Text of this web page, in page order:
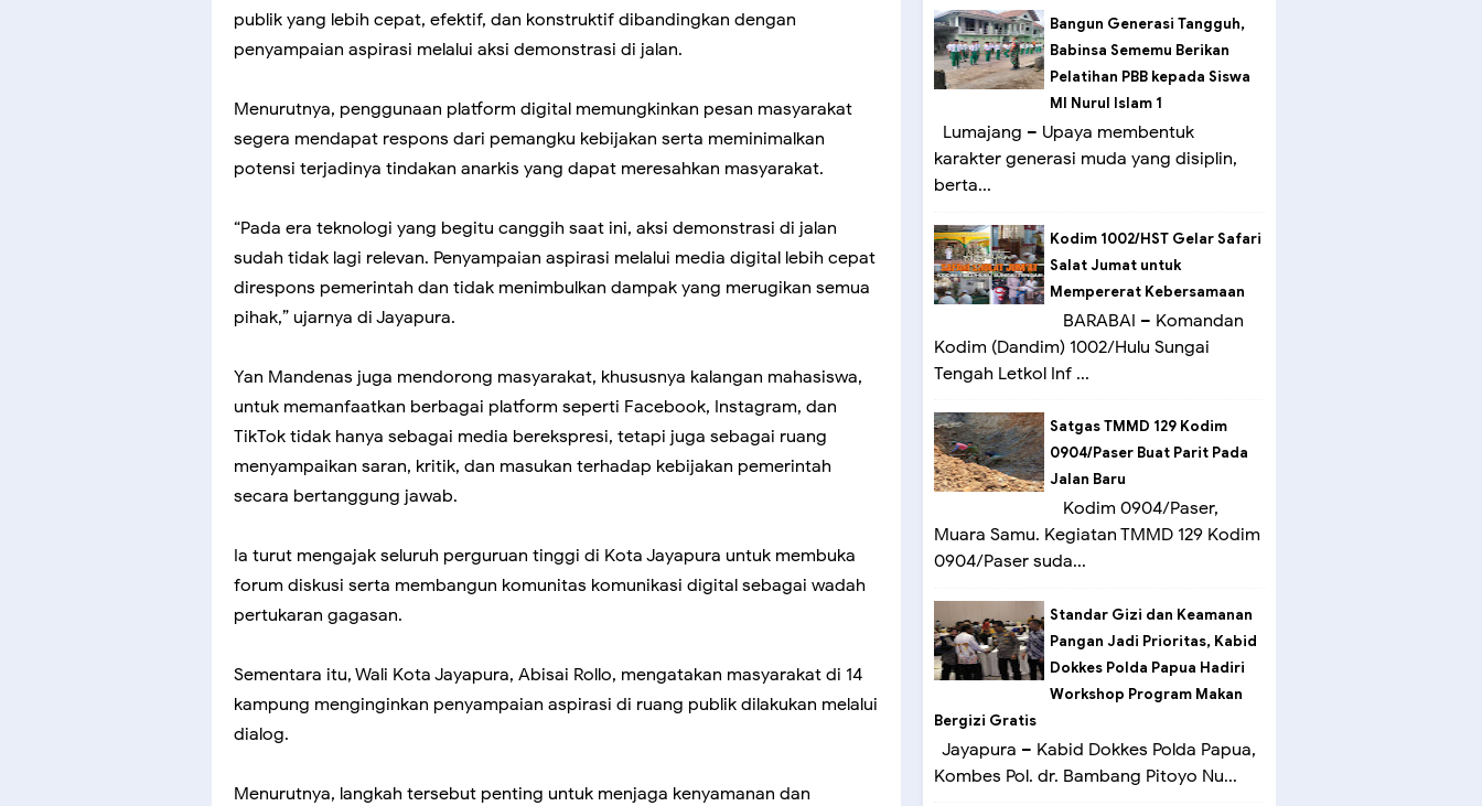
publik yang lebih cepat, efektif, dan konstruktif dibandingkan dengan
penyampaian aspirasi melalui aksi demonstrasi di jalan.
Menurutnya, penggunaan platform digital memungkinkan pesan masyarakat
segera mendapat respons dari pemangku kebijakan serta meminimalkan
potensi terjadinya tindakan anarkis yang dapat meresahkan masyarakat.
“Pada era teknologi yang begitu canggih saat ini, aksi demonstrasi di jalan
sudah tidak lagi relevan. Penyampaian aspirasi melalui media digital lebih cepat
direspons pemerintah dan tidak menimbulkan dampak yang merugikan semua
pihak,” ujarnya di Jayapura.
Yan Mandenas juga mendorong masyarakat, khususnya kalangan mahasiswa,
untuk memanfaatkan berbagai platform seperti Facebook, Instagram, dan
TikTok tidak hanya sebagai media berekspresi, tetapi juga sebagai ruang
menyampaikan saran, kritik, dan masukan terhadap kebijakan pemerintah
secara bertanggung jawab.
Ia turut mengajak seluruh perguruan tinggi di Kota Jayapura untuk membuka
forum diskusi serta membangun komunitas komunikasi digital sebagai wadah
pertukaran gagasan.
Sementara itu, Wali Kota Jayapura, Abisai Rollo, mengatakan masyarakat di 14
kampung menginginkan penyampaian aspirasi di ruang publik dilakukan melalui
dialog.
Menurutnya, langkah tersebut penting untuk menjaga kenyamanan dan
Bangun Generasi Tangguh,
Babinsa Sememu Berikan
Pelatihan PBB kepada Siswa
MI Nurul Islam 1
Lumajang – Upaya membentuk
karakter generasi muda yang disiplin,
berta...
Kodim 1002/HST Gelar Safari
Salat Jumat untuk
Mempererat Kebersamaan
BARABAI – Komandan
Kodim (Dandim) 1002/Hulu Sungai
Tengah Letkol Inf ...
Satgas TMMD 129 Kodim
0904/Paser Buat Parit Pada
Jalan Baru
Kodim 0904/Paser,
Muara Samu. Kegiatan TMMD 129 Kodim
0904/Paser suda...
Standar Gizi dan Keamanan
Pangan Jadi Prioritas, Kabid
Dokkes Polda Papua Hadiri
Workshop Program Makan
Bergizi Gratis
Jayapura – Kabid Dokkes Polda Papua,
Kombes Pol. dr. Bambang Pitoyo Nu...